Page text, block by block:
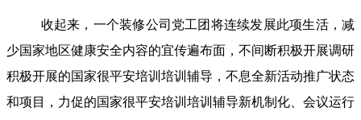
收起来，一个装修公司党工团将连续发展此项生活，减
少国家地区健康安全内容的宜传遍布面，不间断积极开展调研
积极开展的国家很平安培训培训辅导，不息全新活动推广状态
和项目，力促的国家很平安培训培训辅导新机制化、会议运行